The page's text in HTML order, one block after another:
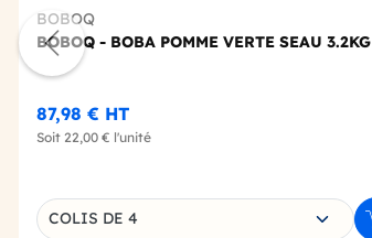
BOBOQ
BOBOQ - BOBA POMME VERTE SEAU 3.2KG
87,98 € HT
Soit 22,00 € l'unité
Choisissez une déclinaison
COLIS DE 4